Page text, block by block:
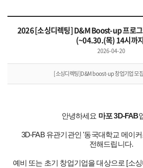
2026 [소싱디렉팅] D&M Boost-up 프로그
(~04.30.(목) 14시까
2026-04-20
[소싱디렉팅]D&M boost-up 창업기업 모
안녕하세요 마포 3D-FAB
3D-FAB 유관기관인 '동국대학교 메이
전해드립니다.
예비 또는 초기 창업기업을 대상으로 [소